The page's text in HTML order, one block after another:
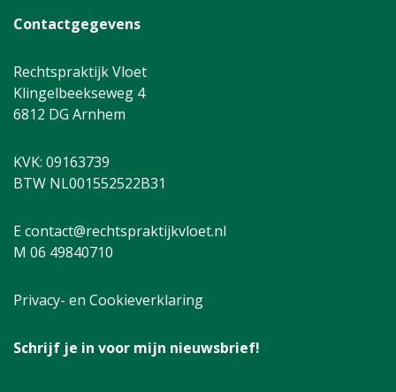
Contactgegevens
Rechtspraktijk Vloet
Klingelbeekseweg 4
6812 DG Arnhem
KVK: 09163739
BTW NL001552522B31
E contact@rechtspraktijkvloet.nl
M 06 49840710
Privacy- en Cookieverklaring
Schrijf je in voor mijn nieuwsbrief!